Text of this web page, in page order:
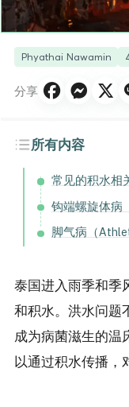
Phyathai Nawamin
分享
所有内容
常见的积水相
钩端螺旋体病
脚气病（
泰国进入雨季和季
和积水。洪水问题
成为病菌滋生的温
以通过积水传播，